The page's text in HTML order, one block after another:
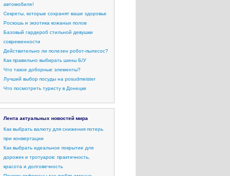
автомобиле!
Секреты, которые сохранят ваше здоровье
Роскошь и экзотика кожаных полов
Базовый гардероб стильной девушки
современности
Действительно ли полезен робот-пылесос?
Как правильно выбирать шины Б/У
Что такое доборные элементы?
Лучший выбор посуды на posudmeister
Что посмотреть туристу в Донецке
Лента актуальных новостей мира
Как выбрать валюту для снижения потерь
при конвертации
Как выбрать идеальное покрытие для
дорожек и тротуаров: практичность,
красота и долговечность